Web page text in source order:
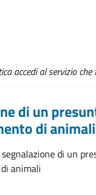
accedi al servizio
di un
di animali
di un
animali